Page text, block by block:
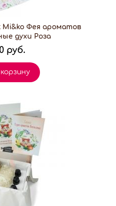
Mi&ko Фея ароматов
духи Роза
руб.